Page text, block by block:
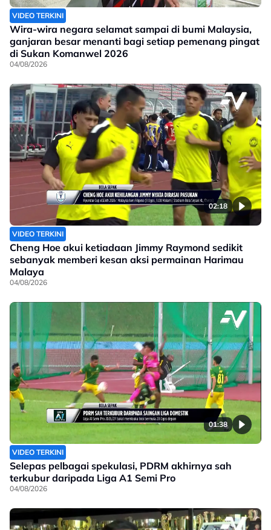
VIDEO TERKINI
Wira-wira negara selamat sampai di bumi Malaysia,
ganjaran besar menanti bagi setiap pemenang pingat
di Sukan Komanwel 2026
04/08/2026
02:18
VIDEO TERKINI
Cheng Hoe akui ketiadaan Jimmy Raymond sedikit
sebanyak memberi kesan aksi permainan Harimau
Malaya
04/08/2026
01:38
VIDEO TERKINI
Selepas pelbagai spekulasi, PDRM akhirnya sah
terkubur daripada Liga A1 Semi Pro
04/08/2026